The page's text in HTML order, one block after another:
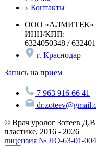
Контакты
ООО «АЛМИТЕК»
ИНН/КПП:
6324050348 /
г. Краснодар
Запись на прием
7 963 916 66 41
© Врач уролог Зотеев
пластике, 2016 - 2026
лицензия № ЛО-63-01-